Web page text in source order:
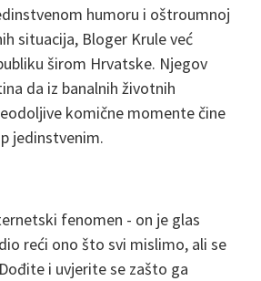
humoru i oštroumnoj
situacija, Bloger Krule već
širom Hrvatske. Njegov
da iz banalnih životnih
komične momente čine
jedinstvenim.
fenomen - on je glas
reći ono što svi mislimo, ali se
i uvjerite se zašto ga